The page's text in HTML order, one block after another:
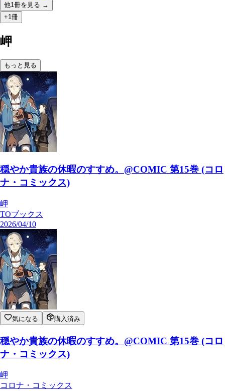
他1冊を見る →
+1冊
岬
もっと見る
穏やか貴族の休暇のすすめ。@COMIC 第15巻 (コロ
ナ・コミックス)
岬
TOブックス
2026/04/10
気になる 購入済み
穏やか貴族の休暇のすすめ。@COMIC 第15巻 (コロ
ナ・コミックス)
岬
コロナ・コミックス